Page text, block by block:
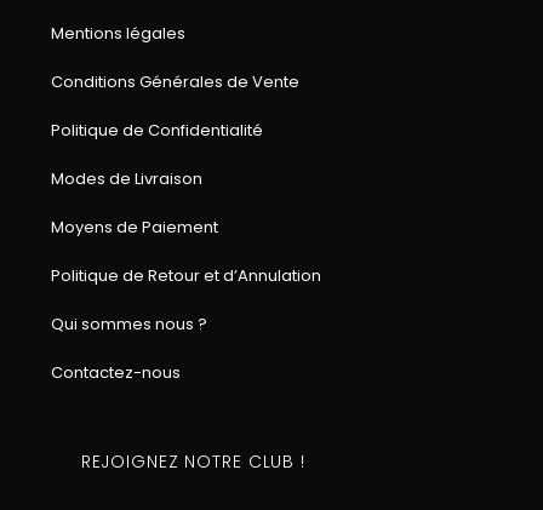
Mentions légales
Conditions Générales de Vente
Politique de Confidentialité
Modes de Livraison
Moyens de Paiement
Politique de Retour et d’Annulation
Qui sommes nous ?
Contactez-nous
REJOIGNEZ NOTRE CLUB !